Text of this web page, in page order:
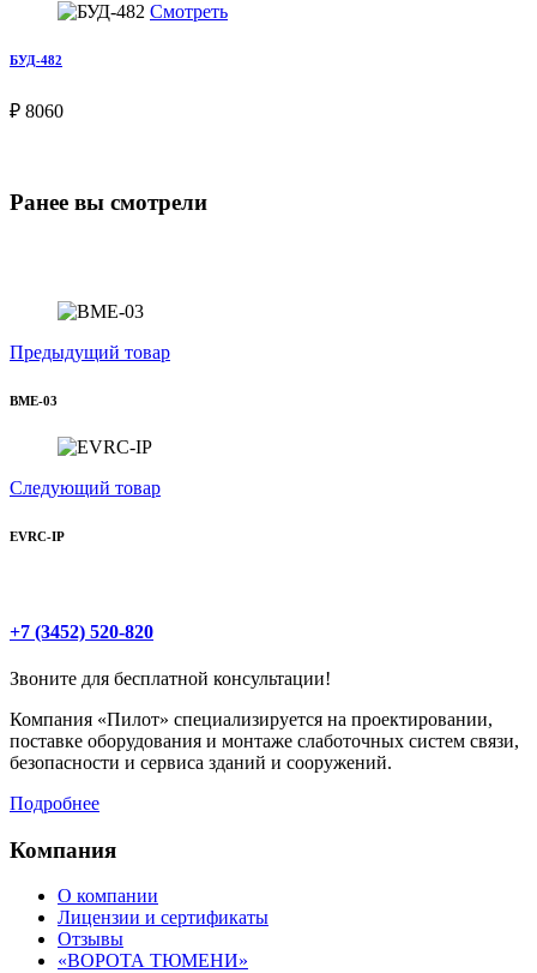
Смотреть
БУД-482
₽ 8060
Ранее вы смотрели
Предыдущий товар
BME-03
Следующий товар
EVRC-IP
+7 (3452) 520-820
Звоните для бесплатной консультации!
Компания «Пилот» специализируется на проектировании,
поставке оборудования и монтаже слаботочных систем связи,
безопасности и сервиса зданий и сооружений.
Подробнее
Компания
О компании
Лицензии и сертификаты
Отзывы
«ВОРОТА ТЮМЕНИ»